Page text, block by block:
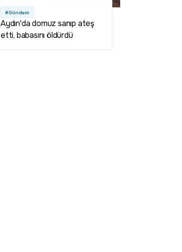
#Gündem
Aydın'da domuz sanıp ateş
etti, babasını öldürdü